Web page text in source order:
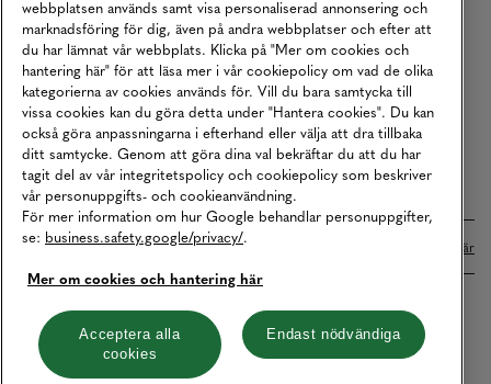
Vårt Ansvar
Våra Tjänster
Press
Studentrabatt
B2B
Tillgänglighetsredogörelse
Betalningar online sköts i samarbete med Klarna. Läs mer här
Cookies Integritetspolicy
Hantera cookies
webbplatsen används samt visa personaliserad annonsering och
marknadsföring för dig, även på andra webbplatser och efter att
du har lämnat vår webbplats. Klicka på "Mer om cookies och
hantering här" för att läsa mer i vår cookiepolicy om vad de olika
kategorierna av cookies används för. Vill du bara samtycka till
vissa cookies kan du göra detta under "Hantera cookies". Du kan
också göra anpassningarna i efterhand eller välja att dra tillbaka
ditt samtycke. Genom att göra dina val bekräftar du att du har
tagit del av vår integritetspolicy och cookiepolicy som beskriver
vår personuppgifts- och cookieanvändning.
För mer information om hur Google behandlar personuppgifter,
se: business.safety.google/privacy/.
Mer om cookies och hantering här
Acceptera alla
cookies
Endast nödvändiga